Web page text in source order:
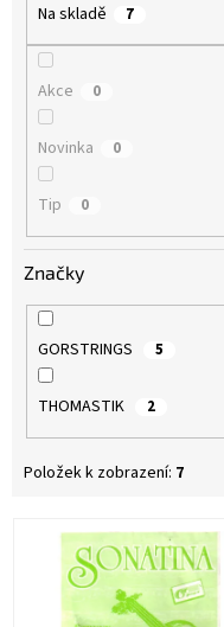
Na skladě 7
Akce 0
Novinka 0
Tip 0
Značky
GORSTRINGS 5
THOMASTIK 2
Položek k zobrazení: 7